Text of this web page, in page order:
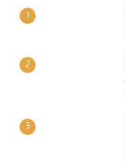
1
2
3